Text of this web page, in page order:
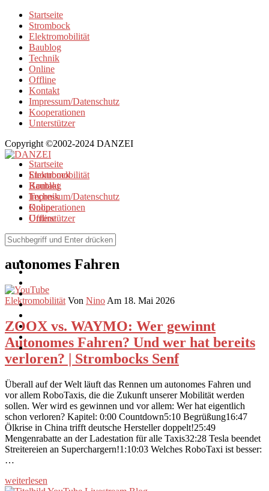
Startseite
Strombock
Elektromobilität
Baublog
Technik
Online
Offline
Kontakt
Impressum/Datenschutz
Kooperationen
Unterstützer
Copyright ©2002-2024 DANZEI
Startseite
Strombock
Kontakt
Impressum/Datenschutz
Kooperationen
Unterstützer
Elektromobilität
Baublog
Technik
Online
Offline
Browse Tag
autonomes Fahren
Elektromobilität Von Nino Am 18. Mai 2026
ZOOX vs. WAYMO: Wer gewinnt
Autonomes Fahren? Und wer hat bereits
verloren? | Strombocks Senf
Überall auf der Welt läuft das Rennen um autonomes Fahren und
vor allem RoboTaxis, die die Zukunft unserer Mobilität werden
sollen. Wer wird es gewinnen und vor allem: Wer hat eigentlich
schon verloren? Kapitel: 0:00 Countdown5:10 Begrüßung16:47
Ölkrise in China trifft deutsche Hersteller doppelt!25:49
Mengenrabatte an der Ladestation für alle Taxis32:28 Tesla beendet
Streitereien an Superchargern!1:10:03 Welches RoboTaxi ist besser:
…
weiterlesen